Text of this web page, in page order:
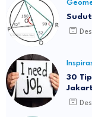
30